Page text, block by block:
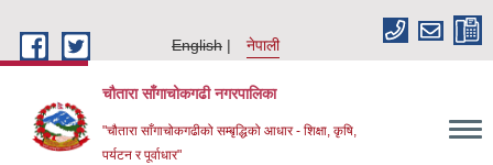
English
नेपाली
चौतारा साँगाचोकगढी नगरपालिका
"चौतारा साँगाचोकगढीको सम्बृद्धिको आधार - शिक्षा, कृषि,
पर्यटन र पूर्वाधार"